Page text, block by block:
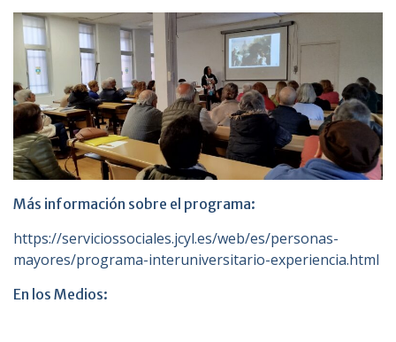
Más información sobre el programa:
https://serviciossociales.jcyl.es/web/es/personas-
mayores/programa-interuniversitario-experiencia.html
En los Medios: